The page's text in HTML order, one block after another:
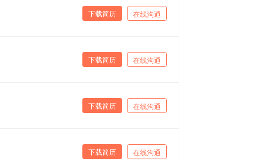
在线沟通
下载简历
在线沟通
下载简历
在线沟通
下载简历
在线沟通
下载简历